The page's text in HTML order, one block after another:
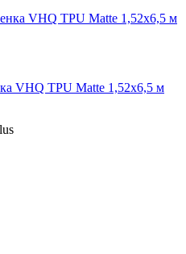
VHQ TPU Matte 1,52х6,5 м